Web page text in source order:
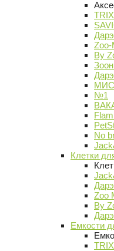
Zoo-
By
№1
No
Клетки
Zoo
By
Емкости